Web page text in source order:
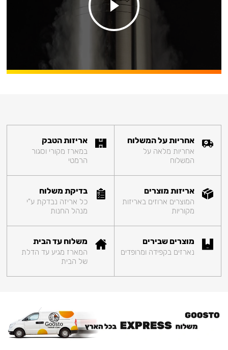
אחריות על המשלוח
אחריות מלאה על
המשלוח
אריזות הטבק
במארז מקורי וסגור
הרמטי
אריזות מוצרים
המוצרים ארוזים באריזות
מקוריות
בדיקת משלוח
כל אריזה נבדקת ע"י
מנהל החנות
מוצרים שבירים
נארזים בקפידה ומרופדים
משלוח עד הבית
המארז מגיע עד הדלת
של הבית